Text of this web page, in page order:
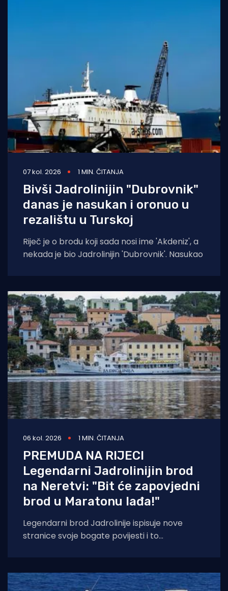
07 kol. 2026 1 MIN. ČITANJA
Bivši Jadrolinijin "Dubrovnik"
danas je nasukan i oronuo u
rezalištu u Turskoj
Riječ je o brodu koji sada nosi ime 'Akdeniz', a
nekada je bio Jadrolinijin 'Dubrovnik'. Nasukao
06 kol. 2026 1 MIN. ČITANJA
PREMUDA NA RIJECI
Legendarni Jadrolinijin brod
na Neretvi: "Bit će zapovjedni
brod u Maratonu lađa!"
Legendarni brod Jadrolinije ispisuje nove
stranice svoje bogate povijesti i to